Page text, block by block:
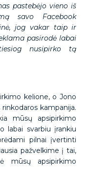
pastebėjo vieno iš
savo Facebook
jog vakar taip ir
pasirodė labai
nusipirko tą
kelione, o Jono
kampanija.
mūsų apsipirkimo
labai svarbiu įrankiu
pilnai įvertinti
pažvelkime į tai,
mūsų apsipirkimo